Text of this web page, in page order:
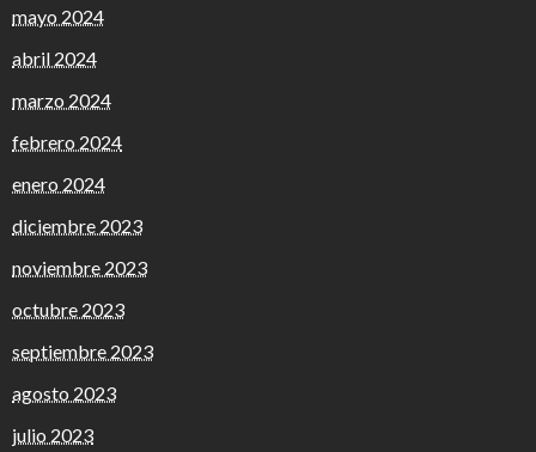
mayo 2024
abril 2024
marzo 2024
febrero 2024
enero 2024
diciembre 2023
noviembre 2023
octubre 2023
septiembre 2023
agosto 2023
julio 2023